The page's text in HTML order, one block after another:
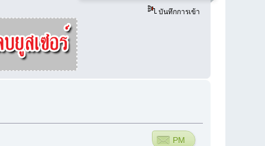
บันทึกการเข้า
PM